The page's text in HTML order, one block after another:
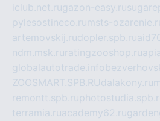
iclub.net.rugazon-easy.ru
pylesostineco.ru msts-
artemovskij.rudopler.spb.ru
ndm.msk.ru ratingzooshop.ru
globalautotrade.info
ZOOSMART.SPB.RUdalakony.ru
remontt.spb.ru
terramia.ruacademy62.ru